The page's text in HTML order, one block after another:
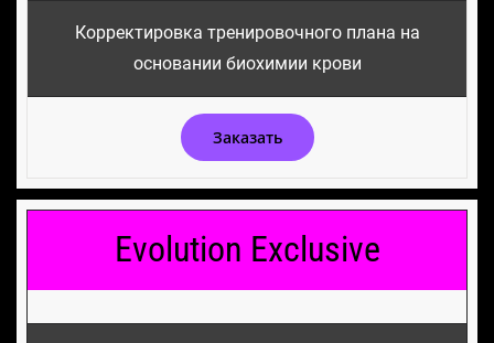
Корректировка тренировочного плана на
основании биохимии крови
Заказать
Evolution Exclusive